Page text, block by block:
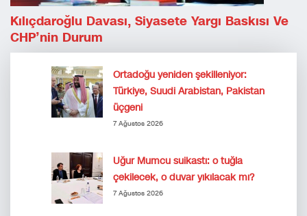
Kılıçdaroğlu Davası, Siyasete Yargı Baskısı Ve
CHP’nin Durum
Ortadoğu yeniden şekilleniyor:
Türkiye, Suudi Arabistan, Pakistan
üçgeni
7 Ağustos 2026
Uğur Mumcu suikastı: o tuğla
çekilecek, o duvar yıkılacak mı?
7 Ağustos 2026